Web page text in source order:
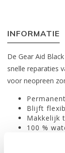
INFORMATIE
De Gear Aid
snelle reparaties
voor neopreen
Blijft
Makkelijk
100 %